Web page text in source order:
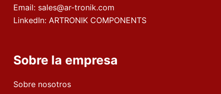
Email: sales@ar-tronik.com
LinkedIn: ARTRONIK COMPONENTS
Sobre la empresa
Sobre nosotros